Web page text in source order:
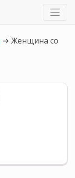
→ Женщина со